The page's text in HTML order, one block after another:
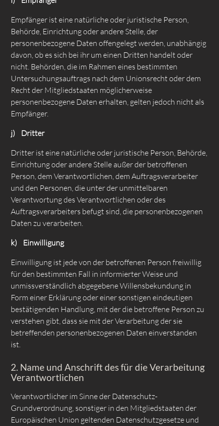
Empfänger ist eine natürliche oder juristische Person,
Behörde, Einrichtung oder andere Stelle, der
personenbezogene Daten offengelegt werden, unabhängig
davon, ob es sich bei ihr um einen Dritten handelt oder
nicht. Behörden, die im Rahmen eines bestimmten
Untersuchungsauftrags nach dem Unionsrecht oder dem
Recht der Mitgliedstaaten möglicherweise
personenbezogene Daten erhalten, gelten jedoch nicht als
Empfänger.
j) Dritter
Dritter ist eine natürliche oder juristische Person, Behörde,
Einrichtung oder andere Stelle außer der betroffenen
Person, dem Verantwortlichen, dem Auftragsverarbeiter
und den Personen, die unter der unmittelbaren
Verantwortung des Verantwortlichen oder des
Auftragsverarbeiters befugt sind, die personenbezogenen
Daten zu verarbeiten.
k) Einwilligung
Einwilligung ist jede von der betroffenen Person freiwillig
für den bestimmten Fall in informierter Weise und
unmissverständlich abgegebene Willensbekundung in
Form einer Erklärung oder einer sonstigen eindeutigen
bestätigenden Handlung, mit der die betroffene Person zu
verstehen gibt, dass sie mit der Verarbeitung der sie
betreffenden personenbezogenen Daten einverstanden
ist.
2. Name und Anschrift des für die Verarbeitung
Verantwortlichen
Verantwortlicher im Sinne der Datenschutz-
Grundverordnung, sonstiger in den Mitgliedstaaten der
Europäischen Union geltenden Datenschutzgesetze und